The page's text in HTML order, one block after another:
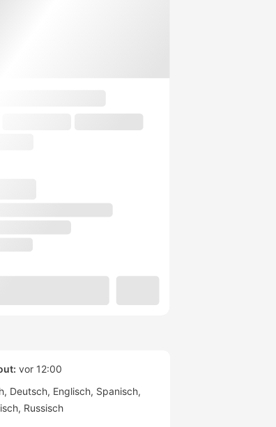
vor 12:00
Deutsch Englisch Spanisch
Russisch